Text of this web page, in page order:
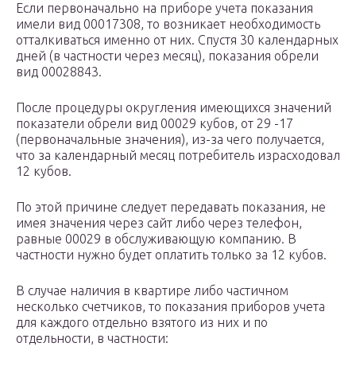
Если первоначально на приборе учета показания
имели вид 00017308, то возникает необходимость
отталкиваться именно от них. Спустя 30 календарных
дней (в частности через месяц), показания обрели
вид 00028843.
После процедуры округления имеющихся значений
показатели обрели вид 00029 кубов, от 29 -17
(первоначальные значения), из-за чего получается,
что за календарный месяц потребитель израсходовал
12 кубов.
По этой причине следует передавать показания, не
имея значения через сайт либо через телефон,
равные 00029 в обслуживающую компанию. В
частности нужно будет оплатить только за 12 кубов.
В случае наличия в квартире либо частичном
несколько счетчиков, то показания приборов учета
для каждого отдельно взятого из них и по
отдельности, в частности: